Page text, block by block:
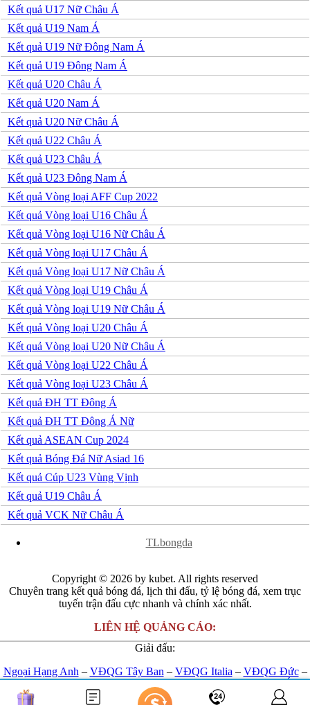
Ecuador
Uruguay
Mexico
Honduras
Ma rốc
Nam Phi
Kết quả U17 Nữ Châu Á
Kết quả U19 Nam Á
Kết quả U19 Nữ Đông Nam Á
Kết quả U19 Đông Nam Á
Kết quả U20 Châu Á
Kết quả U20 Nam Á
Kết quả U20 Nữ Châu Á
Kết quả U22 Châu Á
Kết quả U23 Châu Á
Kết quả U23 Đông Nam Á
Kết quả Vòng loại AFF Cup 2022
Kết quả Vòng loại U16 Châu Á
Kết quả Vòng loại U16 Nữ Châu Á
Kết quả Vòng loại U17 Châu Á
Kết quả Vòng loại U17 Nữ Châu Á
Kết quả Vòng loại U19 Châu Á
Kết quả Vòng loại U19 Nữ Châu Á
Kết quả Vòng loại U20 Châu Á
Kết quả Vòng loại U20 Nữ Châu Á
Kết quả Vòng loại U22 Châu Á
Kết quả Vòng loại U23 Châu Á
Kết quả ĐH TT Đông Á
Kết quả ĐH TT Đông Á Nữ
Kết quả ASEAN Cup 2024
Kết quả Bóng Đá Nữ Asiad 16
Kết quả Cúp U23 Vùng Vịnh
Kết quả U19 Châu Á
Kết quả VCK Nữ Châu Á
TLbongda
Copyright © 2026 by kubet. All rights reserved
Chuyên trang kết quả bóng đá, lịch thi đấu, tỷ lệ bóng đá, xem trục
tuyến trận đấu cực nhanh và chính xác nhất.
LIÊN HỆ QUẢNG CÁO:
Giải đấu:
Ngoại Hạng Anh – VĐQG Tây Ban – VĐQG Italia – VĐQG Đức–
VĐQG Pháp–Champions League-Euro 2024-U23 Châu Á